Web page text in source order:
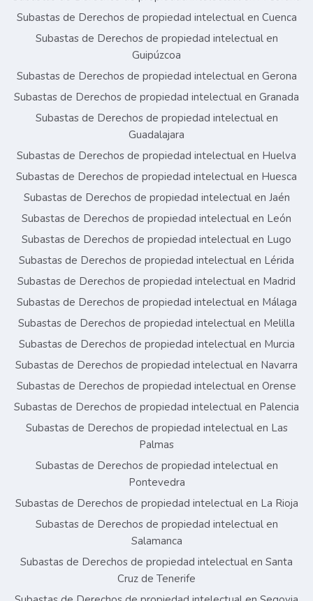
Subastas de Derechos de propiedad intelectual en Cuenca
Subastas de Derechos de propiedad intelectual en
Guipúzcoa
Subastas de Derechos de propiedad intelectual en Gerona
Subastas de Derechos de propiedad intelectual en Granada
Subastas de Derechos de propiedad intelectual en
Guadalajara
Subastas de Derechos de propiedad intelectual en Huelva
Subastas de Derechos de propiedad intelectual en Huesca
Subastas de Derechos de propiedad intelectual en Jaén
Subastas de Derechos de propiedad intelectual en León
Subastas de Derechos de propiedad intelectual en Lugo
Subastas de Derechos de propiedad intelectual en Lérida
Subastas de Derechos de propiedad intelectual en Madrid
Subastas de Derechos de propiedad intelectual en Málaga
Subastas de Derechos de propiedad intelectual en Melilla
Subastas de Derechos de propiedad intelectual en Murcia
Subastas de Derechos de propiedad intelectual en Navarra
Subastas de Derechos de propiedad intelectual en Orense
Subastas de Derechos de propiedad intelectual en Palencia
Subastas de Derechos de propiedad intelectual en Las
Palmas
Subastas de Derechos de propiedad intelectual en
Pontevedra
Subastas de Derechos de propiedad intelectual en La Rioja
Subastas de Derechos de propiedad intelectual en
Salamanca
Subastas de Derechos de propiedad intelectual en Santa
Cruz de Tenerife